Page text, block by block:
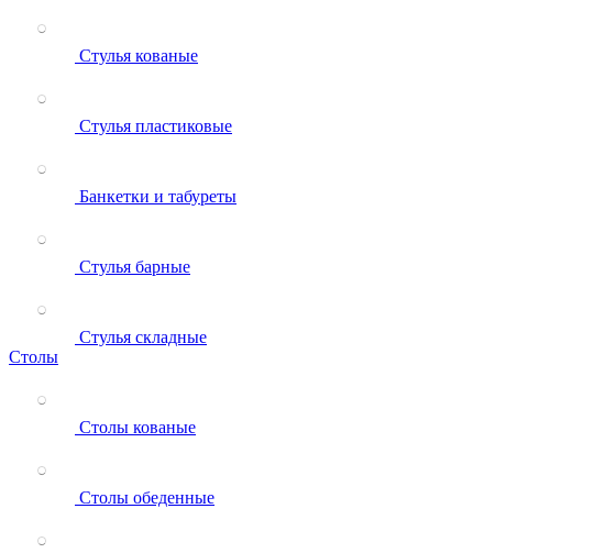
Стулья кованые
Стулья пластиковые
Банкетки и табуреты
Стулья барные
Стулья складные
Столы
Столы кованые
Столы обеденные